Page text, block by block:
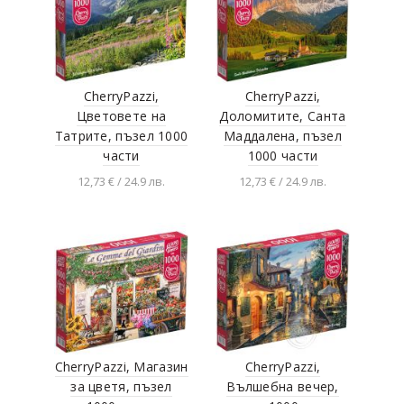
CherryPazzi,
Цветовете на
Татрите, пъзел 1000
части
12,73 € / 24.9 лв.
CherryPazzi,
Доломитите, Санта
Маддалена, пъзел
1000 части
12,73 € / 24.9 лв.
CherryPazzi, Магазин
за цветя, пъзел
CherryPazzi,
Вълшебна вечер,